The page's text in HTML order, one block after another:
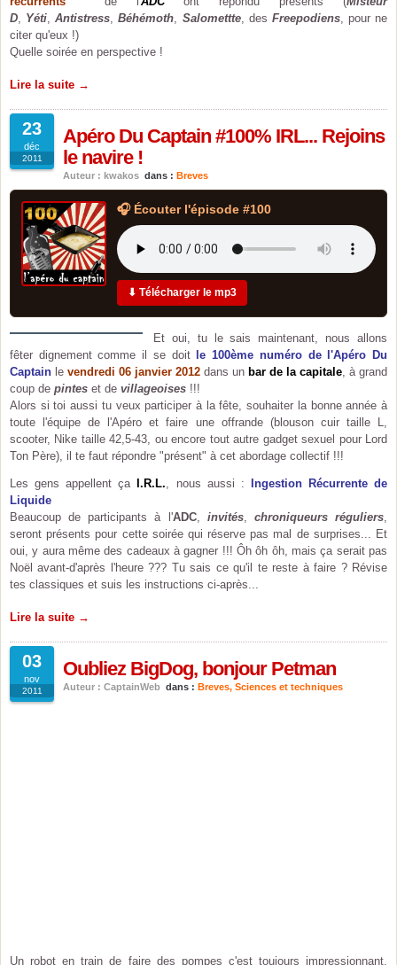
D, Yéti,Antistress,Béhémoth, Salomettte, des Freepodiens, pour ne
citer qu'eux !)
Quelle soirée en perspective !
Lire la suite →
23
déc
2011
Apéro Du Captain #100% IRL... Rejoins
le navire !
Auteur : kwakos dans : Breves
🎧 Écouter l'épisode #100
⬇ Télécharger le mp3
Et oui, tu le sais maintenant, nous allons
fêter dignement comme il se doit
le 100ème numéro de l'Apéro Du
Captain le vendredi 06 janvier 2012 dans un bar de la capitale, à grand
coup de pintes et de villageoises !!!
Alors si toi aussi tu veux participer à la fête, souhaiter la bonne année à
toute l'équipe de l'Apéro et faire une offrande (blouson cuir taille L,
scooter, Nike taille 42,5-43, ou encore tout autre gadget sexuel pour Lord
Ton Père), il te faut répondre "présent" à cet abordage collectif !!!
Les gens appellent ça I.R.L., nous aussi :
Ingestion Récurrente de
Liquide
Beaucoup de participants à l'ADC, invités, chroniqueurs réguliers,
seront présents pour cette soirée qui réserve pas mal de surprises... Et
oui, y aura même des cadeaux à gagner !!! Ôh ôh ôh, mais ça serait pas
Noël avant-d'après l'heure ??? Tu sais ce qu'il te reste à faire ? Révise
tes classiques et suis les instructions ci-après...
Lire la suite →
03
nov
2011
Oubliez BigDog, bonjour Petman
Auteur : CaptainWeb dans : Breves, Sciences et techniques
Un robot en train de faire des pompes c'est toujours impressionnant,